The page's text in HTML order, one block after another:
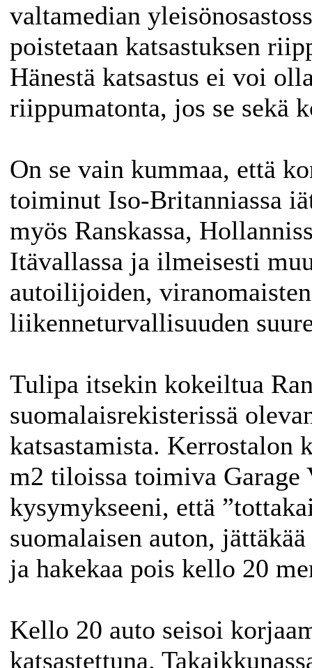
valtamedian
poistetaan katsastuksen
Hänestä katsastus ei voi
riippumatonta, jos se sekä
On se vain kummaa, että
toiminut Iso-Britanniassa
myös Ranskassa,
Itävallassa ja ilmeisesti
autoilijoiden,
liikenneturvallisuuden
Tulipa itsekin kokeiltua
suomalaisrekisterissä
katsastamista. Kerrostalon
m2 tiloissa toimiva Garage
kysymykseeni, että
suomalaisen auton,
ja hakekaa pois kello 20
Kello 20 auto seisoi
katsastettuna.